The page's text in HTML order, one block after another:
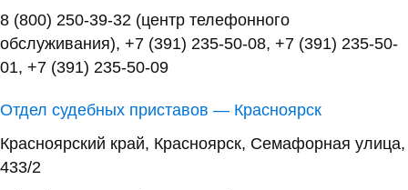
8 (800) 250-39-32 (центр телефонного
обслуживания), +7 (391) 235-50-08, +7 (391) 235-50-
01, +7 (391) 235-50-09
Отдел судебных приставов — Красноярск
Красноярский край, Красноярск, Семафорная улица,
433/2